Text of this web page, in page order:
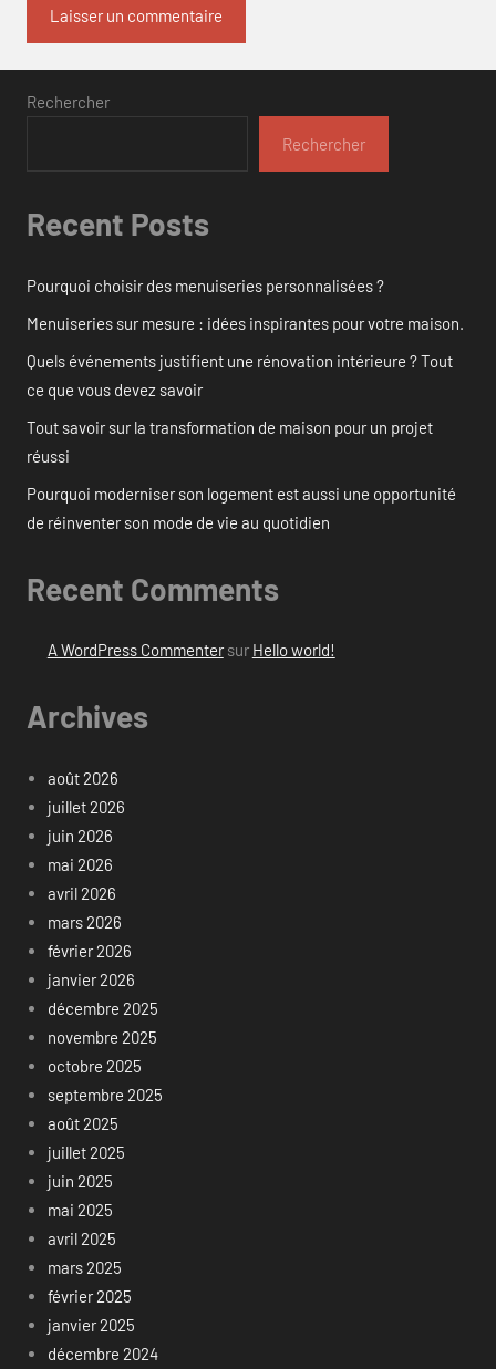
Rechercher
Rechercher
Recent Posts
Pourquoi choisir des menuiseries personnalisées ?
Menuiseries sur mesure : idées inspirantes pour votre maison.
Quels événements justifient une rénovation intérieure ? Tout
ce que vous devez savoir
Tout savoir sur la transformation de maison pour un projet
réussi
Pourquoi moderniser son logement est aussi une opportunité
de réinventer son mode de vie au quotidien
Recent Comments
A WordPress Commentersur Hello world!
Archives
août 2026
juillet 2026
juin 2026
mai 2026
avril 2026
mars 2026
février 2026
janvier 2026
décembre 2025
novembre 2025
octobre 2025
septembre 2025
août 2025
juillet 2025
juin 2025
mai 2025
avril 2025
mars 2025
février 2025
janvier 2025
décembre 2024